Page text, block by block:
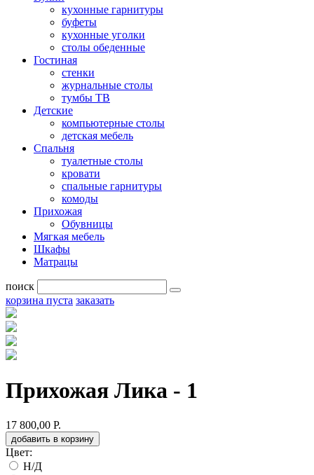
кухонные гарнитуры
буфеты
кухонные уголки
столы обеденные
Гостиная
стенки
журнальные столы
тумбы ТВ
Детские
компьютерные столы
детская мебель
Спальня
туалетные столы
кровати
спальные гарнитуры
комоды
Прихожая
Обувницы
Мягкая мебель
Шкафы
Матрацы
поиск
корзина пуста заказать
Прихожая Лика - 1
17 800,00 Р.
добавить в корзину
Цвет:
Н/Д